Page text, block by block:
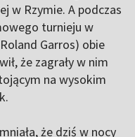
w Rzymie. A podczas
turnieju w
Garros) obie
że zagrały w nim
na wysokim
że dziś w nocy